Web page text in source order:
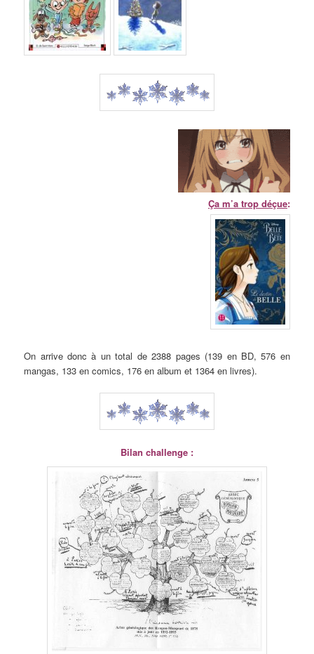
Ça m’a trop déçue:
On arrive donc à un total de 2388 pages (139 en BD, 576 en
mangas, 133 en comics, 176 en album et 1364 en livres).
Bilan challenge :